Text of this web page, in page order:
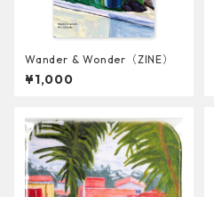
Wander & Wonder（ZINE）
¥1,000